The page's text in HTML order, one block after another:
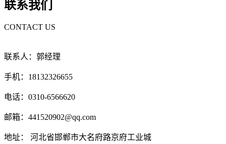
联系我们
CONTACT US
联系人：郭经理
手机：18132326655
电话：0310-6566620
邮箱：441520902@qq.com
地址： 河北省邯郸市大名府路京府工业城